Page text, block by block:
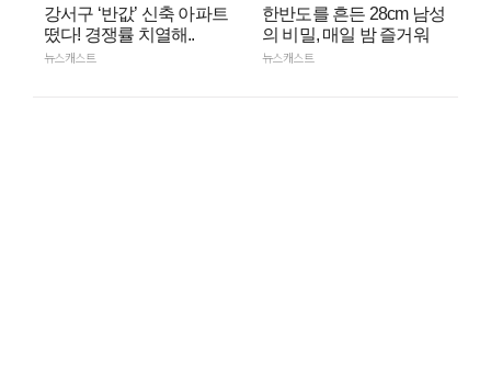
강서구 ‘반값’ 신축 아파트
떴다! 경쟁률 치열해..
뉴스캐스트
한반도를 흔든 28cm 남성
의 비밀, 매일 밤 즐거워
뉴스캐스트